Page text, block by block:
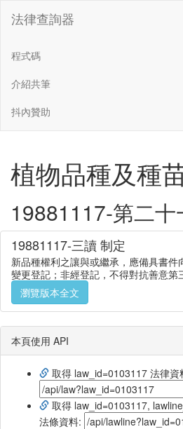
法律查詢器
程式碼
介紹共筆
抖內贊助
植物品種及種
19881117-第二
19881117-三讀 制定
新品種權利之讓與或繼承，應備具書件
變更登記；非經登記，不得對抗善意第
瀏覽版本全文
本頁使用 API
取得 law_id=0103117 法律資
取得 law_id=0103117,
法條資料: